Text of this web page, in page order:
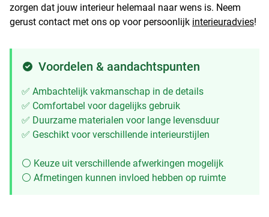
zorgen dat jouw interieur helemaal naar wens is. Neem
gerust contact met ons op voor persoonlijk interieuradvies!
Voordelen & aandachtspunten
✅ Ambachtelijk vakmanschap in de details
✅ Comfortabel voor dagelijks gebruik
✅ Duurzame materialen voor lange levensduur
✅ Geschikt voor verschillende interieurstijlen
⚪ Keuze uit verschillende afwerkingen mogelijk
⚪ Afmetingen kunnen invloed hebben op ruimte